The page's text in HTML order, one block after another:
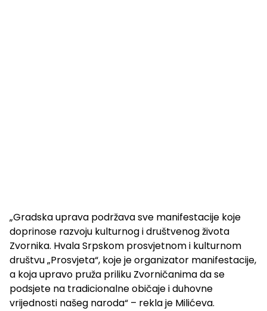
„Gradska uprava podržava sve manifestacije koje
doprinose razvoju kulturnog i društvenog života
Zvornika. Hvala Srpskom prosvjetnom i kulturnom
društvu „Prosvjeta“, koje je organizator manifestacije,
a koja upravo pruža priliku Zvorničanima da se
podsjete na tradicionalne običaje i duhovne
vrijednosti našeg naroda“ – rekla je Milićeva.